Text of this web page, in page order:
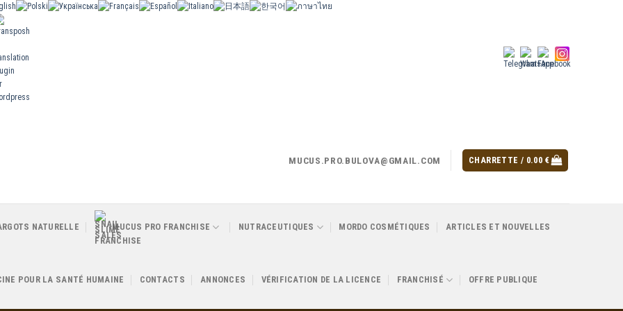
MUCUS.PRO.BULOVA@GMAIL.COM CHARRETTE / 0.00 €
NATURELLE MUCUS PRO FRANCHISE NUTRACEUTIQUES MORDO COSMÉTIQUES ARTICLES ET NOUVELLES
POUR LA SANTÉ HUMAINE CONTACTS ANNONCES VÉRIFICATION DE LA LICENCE FRANCHISÉ OFFRE PUBLIQUE